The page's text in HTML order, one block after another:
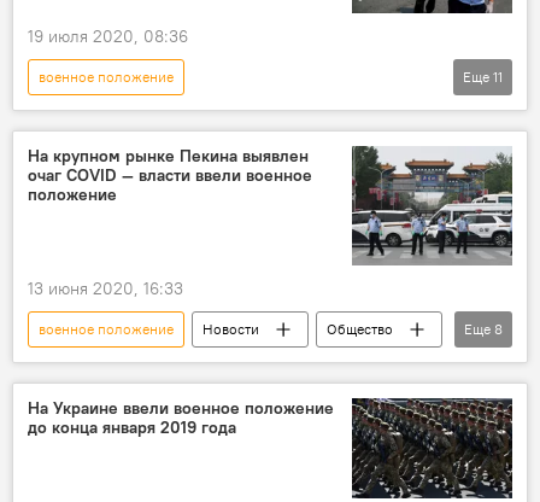
19 июля 2020, 08:36
военное положение
Распространение нового коронавируса COVID-19 в мире
Азия
Общество
Коронавирус - 2020
Еще 11
На крупном рынке Пекина выявлен
очаг COVID — власти ввели военное
положение
13 июня 2020, 16:33
военное положение Новости
Общество
Азия
В мире
Коронавирус - 2020
Пекин
коронавирус
Распространение нового коронавируса COVID-19 в мире
Еще 8
На Украине ввели военное положение
до конца января 2019 года